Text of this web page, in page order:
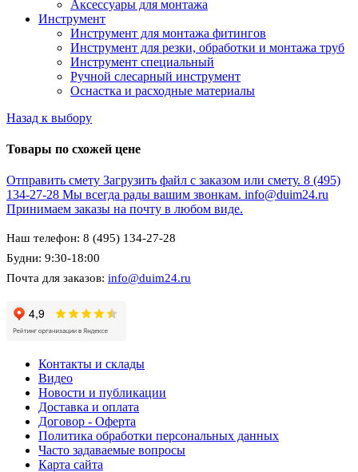
Аксессуары для монтажа
Инструмент
Инструмент для монтажа фитингов
Инструмент для резки, обработки и монтажа труб
Инструмент специальный
Ручной слесарный инструмент
Оснастка и расходные материалы
Назад к выбору
Товары по схожей цене
Отправить смету Загрузить файл с заказом или смету. 8 (495)
134-27-28 Мы всегда рады вашим звонкам. info@duim24.ru
Принимаем заказы на почту в любом виде.
Наш телефон: 8 (495) 134-27-28
Будни: 9:30-18:00
Почта для заказов: info@duim24.ru
Контакты и склады
Видео
Новости и публикации
Доставка и оплата
Договор - Оферта
Политика обработки персональных данных
Часто задаваемые вопросы
Карта сайта